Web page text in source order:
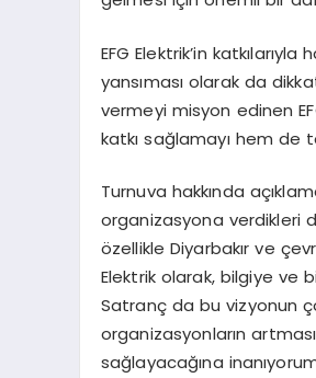
EFG Elektrik’in
yansıması olarak da
vermeyi misyon edinen
katkı sağlamayı hem de
Turnuva hakkında
organizasyona verdikleri
özellikle Diyarbakır ve
Elektrik olarak, bilgiye ve
Satranç da bu vizyonun
organizasyonların
sağlayacağına